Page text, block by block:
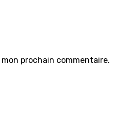
prochain commentaire.